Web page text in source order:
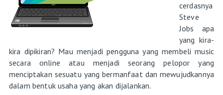
cerdasnya
Steve
Jobs apa
yang kira-
kira dipikiran? Mau menjadi pengguna yang membeli music
secara online atau menjadi seorang pelopor yang
menciptakan sesuatu yang bermanfaat dan mewujudkannya
dalam bentuk usaha yang akan dijalankan.